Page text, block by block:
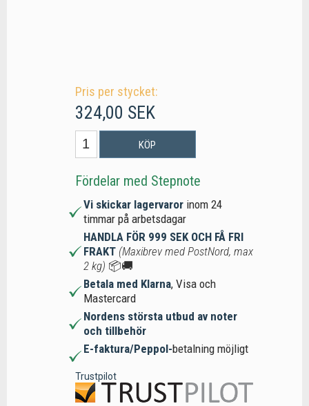
Pris per stycket:
324,00 SEK
KÖP
Fördelar med Stepnote
Vi skickar lagervaror inom 24
timmar på arbetsdagar
HANDLA FÖR 999 SEK OCH FÅ FRI
FRAKT (Maxibrev med PostNord, max
2 kg) 📦🚚
Betala med Klarna, Visa och
Mastercard
Nordens största utbud av noter
och tillbehör
E-faktura/Peppol-betalning möjligt
Trustpilot